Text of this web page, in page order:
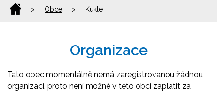
> Obce > Kukle
Organizace
Tato obec momentálně nemá zaregistrovanou žádnou
organizaci, proto není možné v této obci zaplatit za